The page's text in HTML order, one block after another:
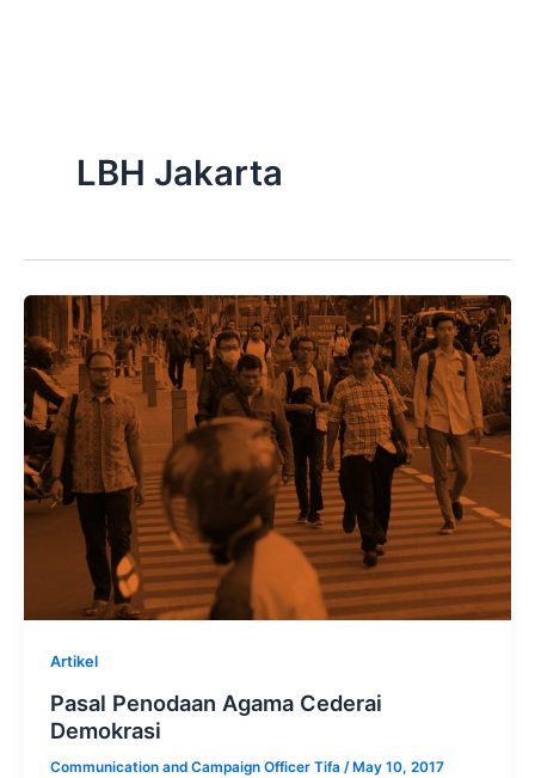
LBH Jakarta
Artikel
Pasal Penodaan Agama Cederai
Demokrasi
Communication and Campaign Officer Tifa /May 10, 2017